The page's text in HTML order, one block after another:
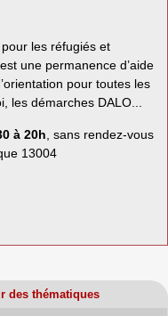
les réfugiés et
une permanence d’aide
pour toutes les
les démarches DALO...
à 20h , sans rendez-vous
13004
des thématiques